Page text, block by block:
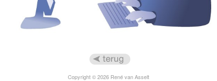
Copyright © 2026 René van Asselt